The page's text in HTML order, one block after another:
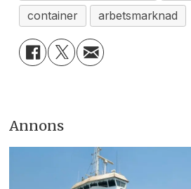
container
arbetsmarknad
Annons